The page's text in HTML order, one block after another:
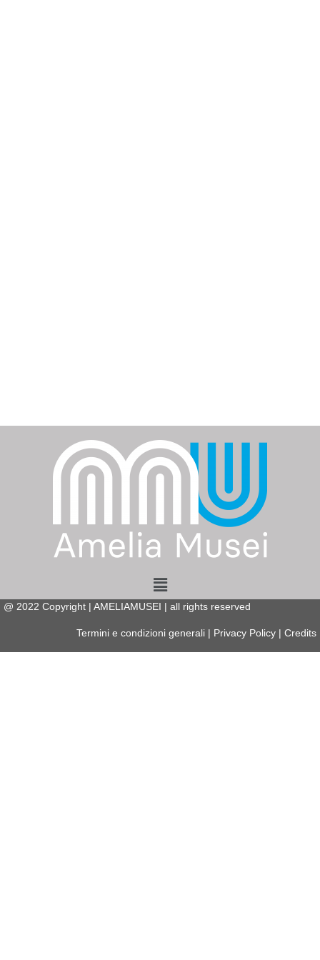
Menu
@ 2022 Copyright | AMELIAMUSEI | all rights reserved
Termini e condizioni generali Privacy Policy Credits